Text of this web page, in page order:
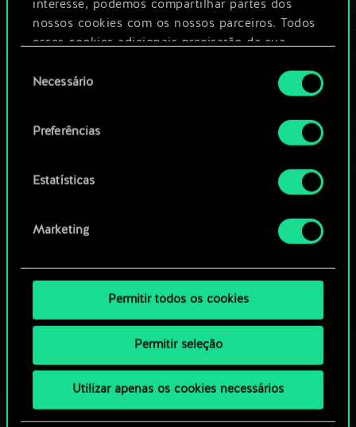
interesse, podemos compartilhar partes dos
nossos cookies com os nossos parceiros. Todos
esses cookies adicionais precisarão da sua
Você encontrará todos os detalhes sobre o uso
de cookies e poderá ajustar as suas preferências
no menu "Configurações" abaixo.
deNecessário
Preferências
Estatísticas
Marketing
Permitir todos os cookies
Permitir seleção
Utilizar apenas os cookies necessários
um guia